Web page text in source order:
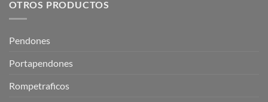
OTROS PRODUCTOS
Pendones
Portapendones
Rompetraficos